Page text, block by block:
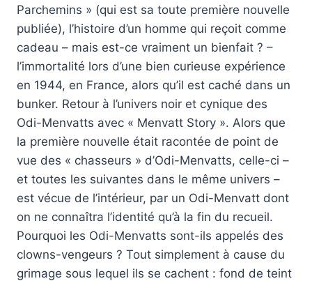
Parchemins » (qui est sa toute première nouvelle
publiée), l’histoire d’un homme qui reçoit comme
cadeau – mais est-ce vraiment un bienfait ? –
l’immortalité lors d’une bien curieuse expérience
en 1944, en France, alors qu’il est caché dans un
bunker. Retour à l’univers noir et cynique des
Odi-Menvatts avec « Menvatt Story ». Alors que
la première nouvelle était racontée de point de
vue des « chasseurs » d’Odi-Menvatts, celle-ci –
et toutes les suivantes dans le même univers –
est vécue de l’intérieur, par un Odi-Menvatt dont
on ne connaîtra l’identité qu’à la fin du recueil.
Pourquoi les Odi-Menvatts sont-ils appelés des
clowns-vengeurs ? Tout simplement à cause du
grimage sous lequel ils se cachent : fond de teint